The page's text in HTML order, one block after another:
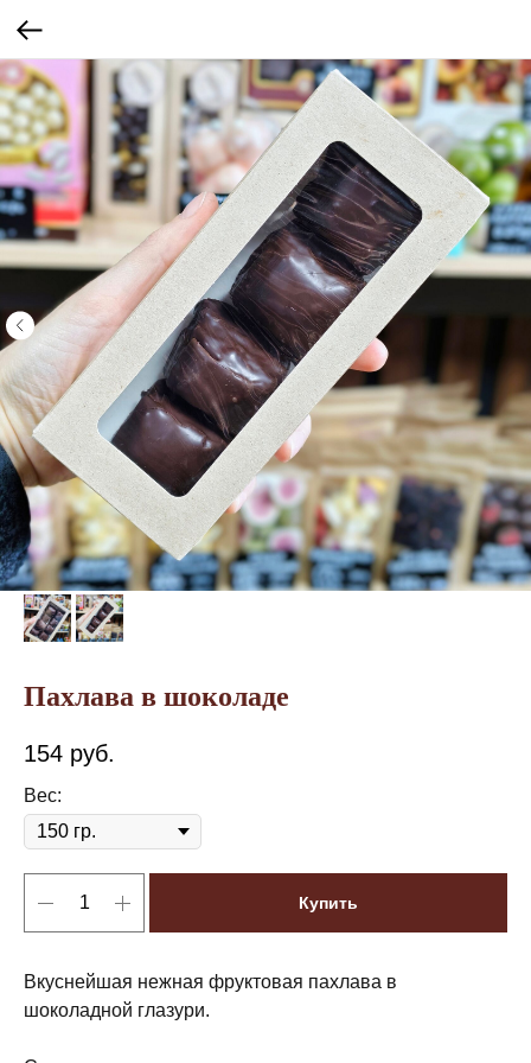
Пахлава в шоколаде
154 руб.
Вес:
Купить
Вкуснейшая нежная фруктовая пахлава в
шоколадной глазури.